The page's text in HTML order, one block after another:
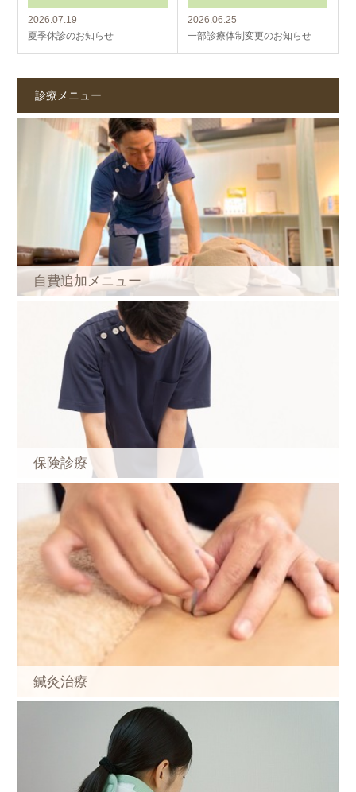
2026.07.19
夏季休診のお知らせ
2026.06.25
一部診療体制変更のお知らせ
診療メニュー
自費追加メニュー
保険診療
鍼灸治療